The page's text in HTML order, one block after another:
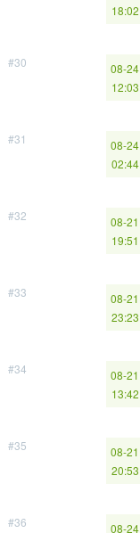
18:02
#30
08-24
12:03
#31
08-24
02:44
#32
08-21
19:51
#33
08-21
23:23
#34
08-21
13:42
#35
08-21
20:53
#36 08-24